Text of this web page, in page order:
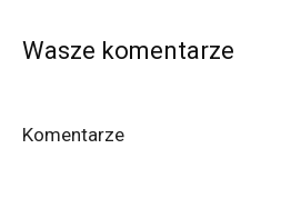
Wasze komentarze
Komentarze